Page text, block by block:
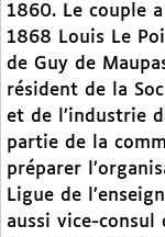
1860. Le couple
1868 Louis Le
de Guy de
résident de la
et de l’industrie
partie de la
préparer
Ligue de
aussi vice-consul